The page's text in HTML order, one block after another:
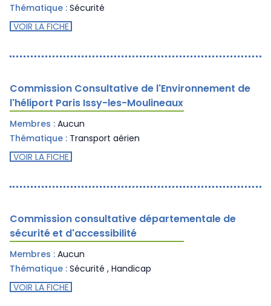
Thématique : Sécurité
VOIR LA FICHE
Commission Consultative de l'Environnement de
l'héliport Paris Issy-les-Moulineaux
Membres : Aucun
Thématique : Transport aérien
VOIR LA FICHE
Commission consultative départementale de
sécurité et d'accessibilité
Membres : Aucun
Thématique : Sécurité , Handicap
VOIR LA FICHE